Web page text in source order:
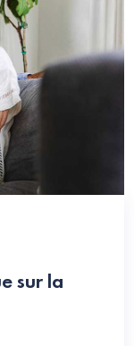
sur la